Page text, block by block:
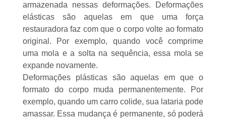
armazenada nessas deformações. Deformações
elásticas são aquelas em que uma força
restauradora faz com que o corpo volte ao formato
original. Por exemplo, quando você comprime
uma mola e a solta na sequência, essa mola se
expande novamente.
Deformações plásticas são aquelas em que o
formato do corpo muda permanentemente. Por
exemplo, quando um carro colide, sua lataria pode
amassar. Essa mudança é permanente, só poderá